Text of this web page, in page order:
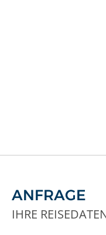
ANFRAGE
IHRE